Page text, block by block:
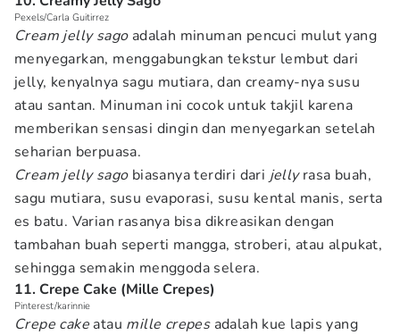
Pexels/Carla Guitirrez
Cream jelly sagoadalah minuman pencuci mulut yang
menyegarkan, menggabungkan tekstur lembut dari
jelly, kenyalnya sagu mutiara, dan creamy-nya susu
atau santan. Minuman ini cocok untuk takjil karena
memberikan sensasi dingin dan menyegarkan setelah
seharian berpuasa.
Cream jelly sagobiasanya terdiri dari jellyrasa buah,
sagu mutiara, susu evaporasi, susu kental manis, serta
es batu. Varian rasanya bisa dikreasikan dengan
tambahan buah seperti mangga, stroberi, atau alpukat,
sehingga semakin menggoda selera.
11. Crepe Cake (Mille Crepes)
Pinterest/karinnie
Crepe cake atau mille crepes adalah kue lapis yang